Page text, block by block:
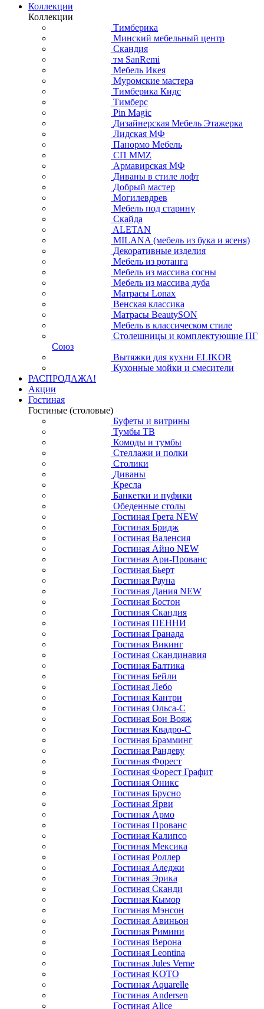
Коллекции
Коллекции
Тимберика
Минский мебельный центр
Скандия
тм SanRemi
Мебель Икея
Муромские мастера
Тимберика Кидс
Тимберс
Pin Magic
Дизайнерская Мебель Этажерка
Лидская МФ
Панормо Мебель
СП ММZ
Армавирская МФ
Диваны в стиле лофт
Добрый мастер
Могилевдрев
Мебель под старину
Скайда
ALETAN
MILANA (мебель из бука и ясеня)
Декоративные изделия
Мебель из ротанга
Мебель из массива сосны
Мебель из массива дуба
Матрасы Lonax
Венская классика
Матрасы BeautySON
Мебель в классическом стиле
Столешницы и комплектующие ПГ
Союз
Вытяжки для кухни ELIKOR
Кухонные мойки и смесители
РАСПРОДАЖА!
Акции
Гостиная
Гостиные (столовые)
Буфеты и витрины
Тумбы ТВ
Комоды и тумбы
Стеллажи и полки
Столики
Диваны
Кресла
Банкетки и пуфики
Обеденные столы
Гостиная Грета NEW
Гостиная Бридж
Гостиная Валенсия
Гостиная Айно NEW
Гостиная Ари-Прованс
Гостиная Бьерт
Гостиная Рауна
Гостиная Дания NEW
Гостиная Бостон
Гостиная Скандия
Гостиная ПЕННИ
Гостиная Гранада
Гостиная Викинг
Гостиная Скандинавия
Гостиная Балтика
Гостиная Бейли
Гостиная Лебо
Гостиная Кантри
Гостиная Ольса-С
Гостиная Бон Вояж
Гостиная Квадро-С
Гостиная Брамминг
Гостиная Рандеву
Гостиная Форест
Гостиная Форест Графит
Гостиная Оникс
Гостиная Брусно
Гостиная Ярви
Гостиная Армо
Гостиная Прованс
Гостиная Калипсо
Гостиная Мексика
Гостиная Роллер
Гостиная Аледжи
Гостиная Эрика
Гостиная Сканди
Гостиная Кымор
Гостиная Мэнсон
Гостиная Авиньон
Гостиная Римини
Гостиная Верона
Гостиная Leontina
Гостиная Jules Verne
Гостиная KOTO
Гостиная Aquarelle
Гостиная Andersen
Гостиная Alice